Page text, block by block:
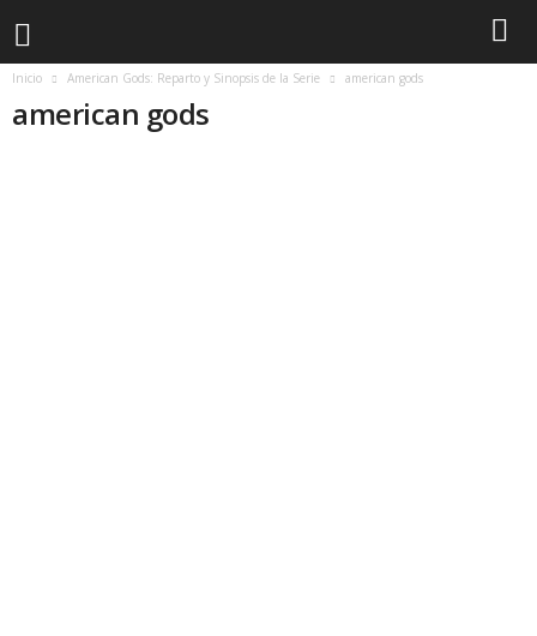
Inicio American Gods: Reparto y Sinopsis de la Serie american gods
american gods